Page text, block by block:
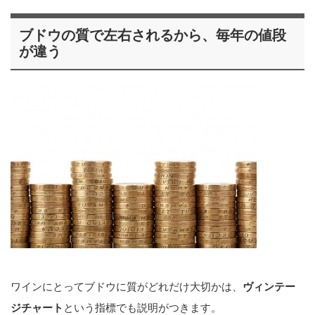
ブドウの質で左右されるから、毎年の値段
が違う
ワインにとってブドウに質がどれだけ大切かは、 ヴィンテー
ジチャート という指標でも説明がつきます。